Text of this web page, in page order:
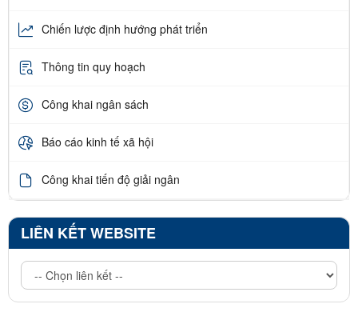
Chiến lược định hướng phát triển
Thông tin quy hoạch
Công khai ngân sách
Báo cáo kinh tế xã hội
Công khai tiến độ giải ngân
LIÊN KẾT WEBSITE